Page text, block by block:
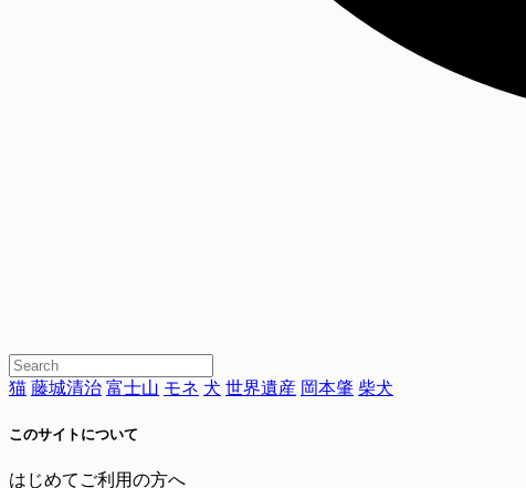
猫 藤城清治 富士山 モネ 犬 世界遺産 岡本肇 柴犬
このサイトについて
はじめてご利用の方へ